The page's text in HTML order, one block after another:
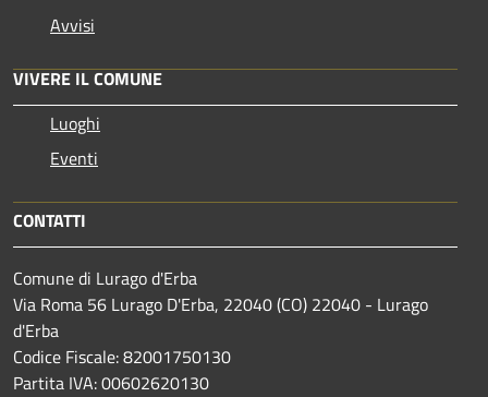
Avvisi
VIVERE IL COMUNE
Luoghi
Eventi
CONTATTI
Comune di Lurago d'Erba
Via Roma 56 Lurago D'Erba, 22040 (CO) 22040 - Lurago
d'Erba
Codice Fiscale: 82001750130
Partita IVA: 00602620130